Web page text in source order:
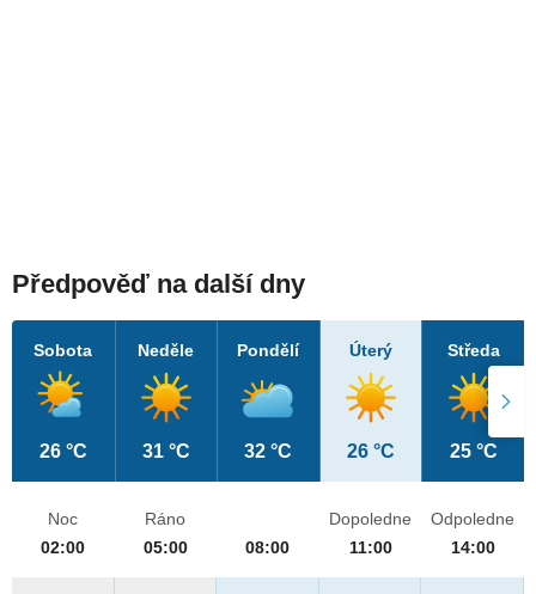
Předpověď na další dny
Sobota
26 °C
Neděle
31 °C
Pondělí
32 °C
Úterý
26 °C
Středa
25 °C
Noc
02:00
Ráno
05:00
08:00
Dopoledne
11:00
Odpoledne
14:00